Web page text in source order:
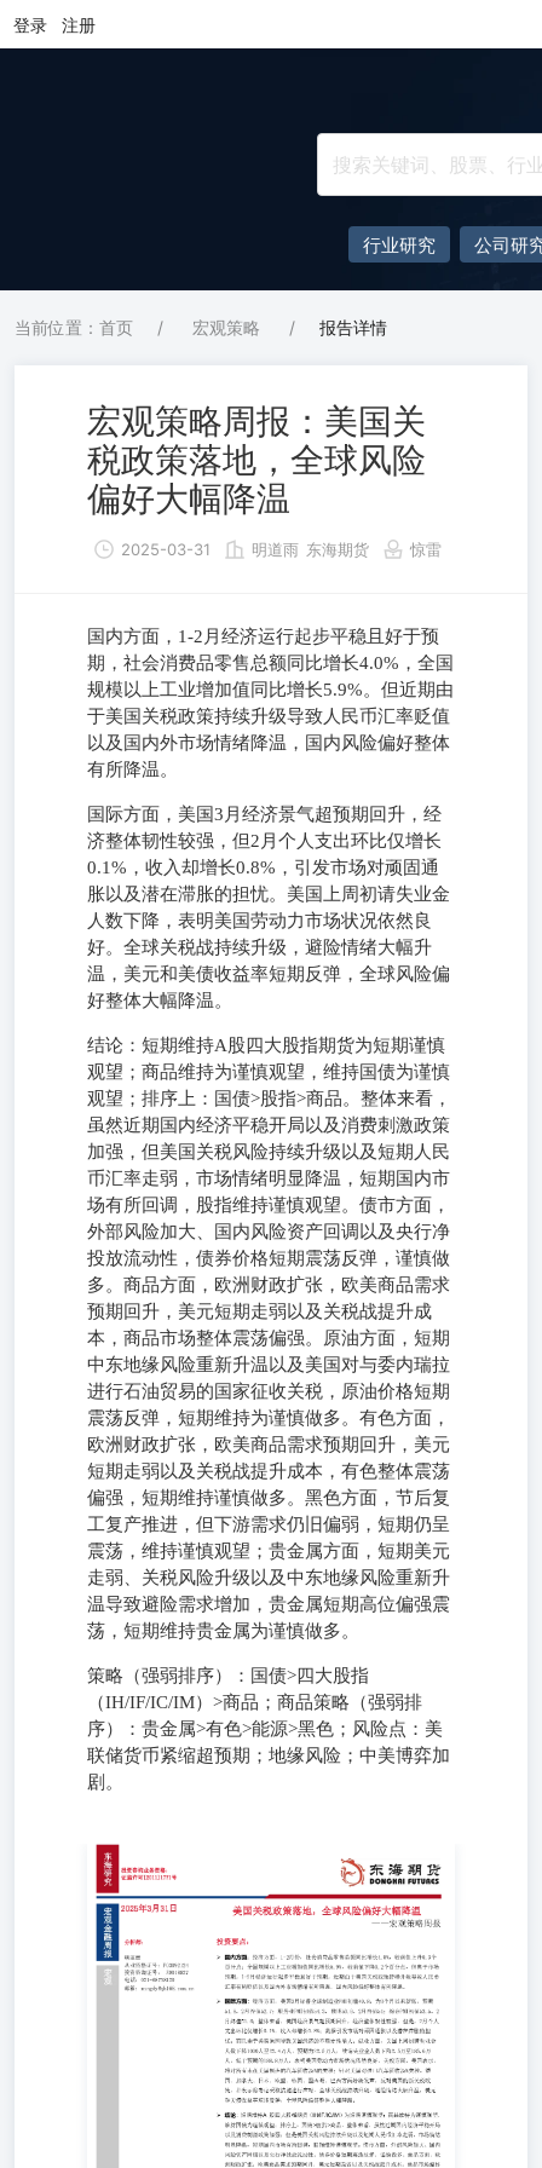
登录 注册
行业研究 公司研
当前位置：首页 / 宏观策略 / 报告详情
宏观策略周报：美国关
税政策落地，全球风险
偏好大幅降温
2025-03-31 明道雨 东海期货 惊雷
国内方面，1-2月经济运行起步平稳且好于预
期，社会消费品零售总额同比增长4.0%，全国
规模以上工业增加值同比增长5.9%。但近期由
于美国关税政策持续升级导致人民币汇率贬值
以及国内外市场情绪降温，国内风险偏好整体
有所降温。
国际方面，美国3月经济景气超预期回升，经
济整体韧性较强，但2月个人支出环比仅增长
0.1%，收入却增长0.8%，引发市场对顽固通
胀以及潜在滞胀的担忧。美国上周初请失业金
人数下降，表明美国劳动力市场状况依然良
好。全球关税战持续升级，避险情绪大幅升
温，美元和美债收益率短期反弹，全球风险偏
好整体大幅降温。
结论：短期维持A股四大股指期货为短期谨慎
观望；商品维持为谨慎观望，维持国债为谨慎
观望；排序上：国债>股指>商品。整体来看，
虽然近期国内经济平稳开局以及消费刺激政策
加强，但美国关税风险持续升级以及短期人民
币汇率走弱，市场情绪明显降温，短期国内市
场有所回调，股指维持谨慎观望。债市方面，
外部风险加大、国内风险资产回调以及央行净
投放流动性，债券价格短期震荡反弹，谨慎做
多。商品方面，欧洲财政扩张，欧美商品需求
预期回升，美元短期走弱以及关税战提升成
本，商品市场整体震荡偏强。原油方面，短期
中东地缘风险重新升温以及美国对与委内瑞拉
进行石油贸易的国家征收关税，原油价格短期
震荡反弹，短期维持为谨慎做多。有色方面，
欧洲财政扩张，欧美商品需求预期回升，美元
短期走弱以及关税战提升成本，有色整体震荡
偏强，短期维持谨慎做多。黑色方面，节后复
工复产推进，但下游需求仍旧偏弱，短期仍呈
震荡，维持谨慎观望；贵金属方面，短期美元
走弱、关税风险升级以及中东地缘风险重新升
温导致避险需求增加，贵金属短期高位偏强震
荡，短期维持贵金属为谨慎做多。
策略（强弱排序）：国债>四大股指
（IH/IF/IC/IM）>商品；商品策略（强弱排
序）：贵金属>有色>能源>黑色；风险点：美
联储货币紧缩超预期；地缘风险；中美博弈加
剧。
——宏观策略周报 投资要点： 分析师： ➢国内方面：经济
方面，1-2月份，社会消费品零售总额同比增长4.0%，较前
值上升0.3个百分点；全国规模以上工业增加值同比增长
5.9%，较前值下降0.2个百分点，但高于市场预期。1-2月经
济运行起步平稳且好于预期。近期由于美国关税政策持续升
级导致人民币汇率有所贬值以及国内外市场情绪有所降温，
国内风险偏好整体有所降温。 明道雨从业资格证号：
F03092124投资咨询证号：Z0018827电话：021-68758120邮
箱：mingdy@qh168.com.cn ➢国际方面：经济方面，美国3
月标普全球制造业PMI初值49.8，为3个月以来新低，预期
51.8，2月终值52.7；服务业PMI初值54.3，预期50.8，2月终
值51；综合PMI初值53.5，2月终值51.6；整体来看，美国经
济景气超预期回升，经济整体韧性较强。但是，2月个人支